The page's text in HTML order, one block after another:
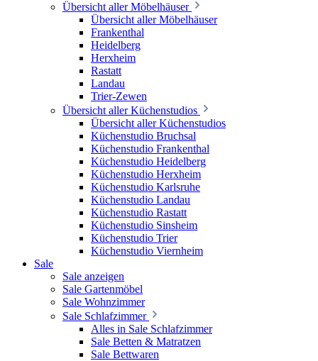
Übersicht aller Möbelhäuser
Übersicht aller Möbelhäuser
Frankenthal
Heidelberg
Herxheim
Rastatt
Landau
Trier-Zewen
Übersicht aller Küchenstudios
Übersicht aller Küchenstudios
Küchenstudio Bruchsal
Küchenstudio Frankenthal
Küchenstudio Heidelberg
Küchenstudio Herxheim
Küchenstudio Karlsruhe
Küchenstudio Landau
Küchenstudio Rastatt
Küchenstudio Sinsheim
Küchenstudio Trier
Küchenstudio Viernheim
Sale
Sale anzeigen
Sale Gartenmöbel
Sale Wohnzimmer
Sale Schlafzimmer
Alles in Sale Schlafzimmer
Sale Betten & Matratzen
Sale Bettwaren